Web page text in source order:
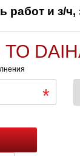
и з/ч,